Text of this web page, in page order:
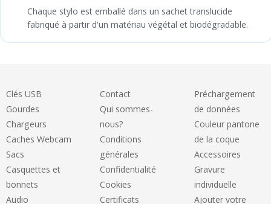
Chaque stylo est emballé dans un sachet translucide
fabriqué à partir d'un matériau végétal et biodégradable.
Clés USB
Gourdes
Chargeurs
Caches Webcam
Sacs
Casquettes et
bonnets
Audio
Contact
Qui sommes-
nous?
Conditions
générales
Confidentialité
Cookies
Certificats
Préchargement
de données
Couleur pantone
de la coque
Accessoires
Gravure
individuelle
Ajouter votre